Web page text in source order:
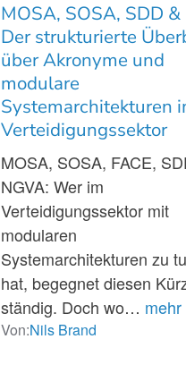
MOSA, SOSA, SDD &
Der strukturierte
über Akronyme und
modulare
Systemarchitekturen
Verteidigungssektor
MOSA, SOSA, FACE,
NGVA: Wer im
Verteidigungssektor mit
modularen
Systemarchitekturen zu
hat, begegnet diesen
ständig. Doch wo… mehr
Von:Nils Brand